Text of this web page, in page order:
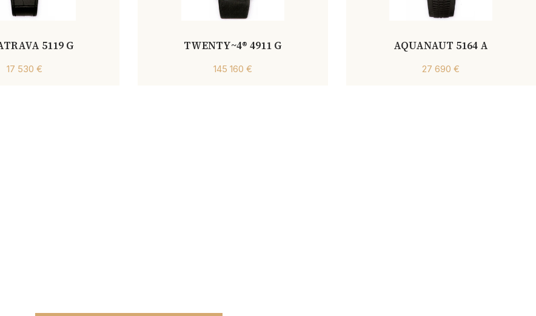
5119 G
17 530 €
TWENTY~4® 4911 G
145 160 €
AQUANAUT 5164 A
27 690 €